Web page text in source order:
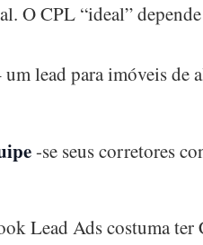
O CPL “ideal”
um lead para imóveis de
-se seus corretores
Lead Ads costuma